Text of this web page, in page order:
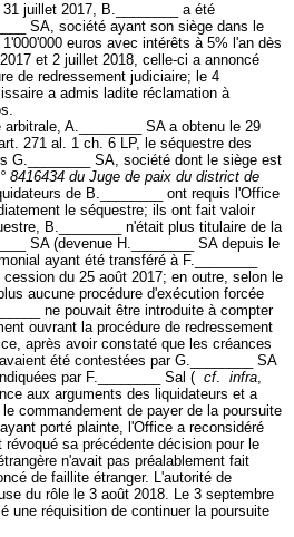
juillet 2017, B.________ a été
SA, société ayant son siège dans le
euros avec intérêts à 5% l'an dès
et 2 juillet 2018, celle-ci a annoncé
de redressement judiciaire; le 4
a admis ladite réclamation à
A.________ SA a obtenu le 29
271 al. 1 ch. 6 LP, le séquestre des
G.________ SA, société dont le siège est
8416434 du Juge de paix du district de
de B.________ ont requis l'Office
le séquestre; ils ont fait valoir
B.________ n'était plus titulaire de la
SA (devenue H.________ SA depuis le
ayant été transféré à F.________
du 25 août 2017; en outre, selon le
aucune procédure d'exécution forcée
ne pouvait être introduite à compter
ouvrant la procédure de redressement
après avoir constaté que les créances
été contestées par G.________ SA
par F.________ Sal ( cf. infra,
aux arguments des liquidateurs et a
commandement de payer de la poursuite
porté plainte, l'Office a reconsidéré
sa précédente décision pour le
n'avait pas préalablement fait
de faillite étranger. L'autorité de
du rôle le 3 août 2018. Le 3 septembre
une réquisition de continuer la poursuite